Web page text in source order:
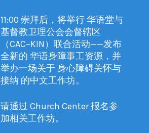
11:00 崇拜后，将举行 华语堂与
基督教卫理公会会督辖区
（CAC–KIN）联合活动——发布
全新的 华语身障事工资源，并
举办一场关于 身心障碍关怀与
接纳 的中文工作坊。
请通过 Church Center 报名参
加相关工作坊。